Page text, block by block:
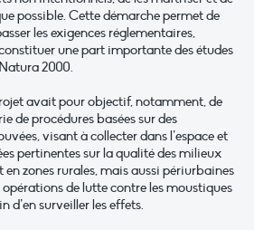
possible. Cette démarche permet de
les exigences réglementaires,
une part importante des études
2000.
avait pour objectif, notamment, de
de procédures basées sur des
visant à collecter dans l’espace et
pertinentes sur la qualité des milieux
en zones rurales, mais aussi périurbaines
de lutte contre les moustiques
d’en surveiller les effets.